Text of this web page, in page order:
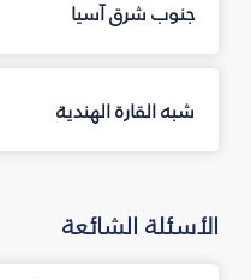
جنوب شرق آسيا
شبه القارة الهندية
الأسئلة الشائعة